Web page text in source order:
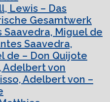
Lewis – Das
Gesamtwerk
Saavedra, Miguel de
Saavedra,
de – Don Quijote
Adelbert von
Adelbert von –